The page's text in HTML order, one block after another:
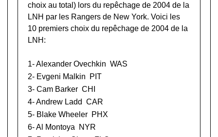
choix au total) lors du repêchage de 2004 de la
LNH par les Rangers de New York. Voici les
10 premiers choix du repêchage de 2004 de la
LNH:
1-Alexander Ovechkin WAS
2- Evgeni Malkin
PIT
3- Cam Barker CHI
4-Andrew Ladd CAR
5- Blake Wheeler PHX
6- Al Montoya
NYR